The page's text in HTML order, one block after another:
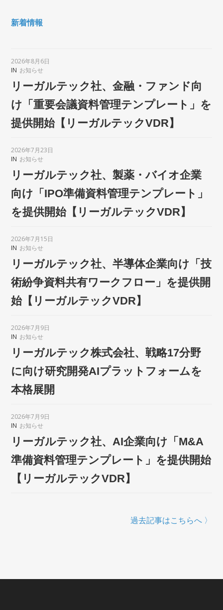
新着情報
2026年8月6日
IN お知らせ
リーガルテック社、金融・ファンド向
け「重要会議資料管理テンプレート」を
提供開始【リーガルテックVDR】
2026年7月23日
IN お知らせ
リーガルテック社、製薬・バイオ企業
向け「IPO準備資料管理テンプレート」
を提供開始【リーガルテックVDR】
2026年7月15日
IN お知らせ
リーガルテック社、半導体企業向け「技
術紛争資料共有ワークフロー」を提供開
始【リーガルテックVDR】
2026年7月9日
IN お知らせ
リーガルテック株式会社、戦略17分野
に向け研究開発AIプラットフォームを
本格展開
2026年7月9日
IN お知らせ
リーガルテック社、AI企業向け「M&A
準備資料管理テンプレート」を提供開始
【リーガルテックVDR】
過去記事はこちらへ 〉